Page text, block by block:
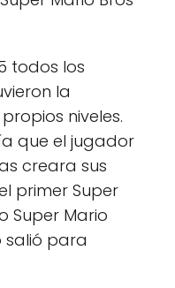
todos los
la
niveles.
que el jugador
creara sus
primer Super
Super Mario
salió para